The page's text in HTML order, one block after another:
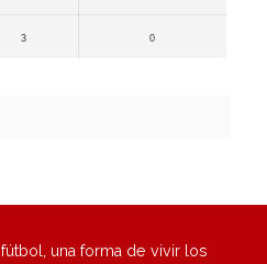
3 0
una forma de vivir los